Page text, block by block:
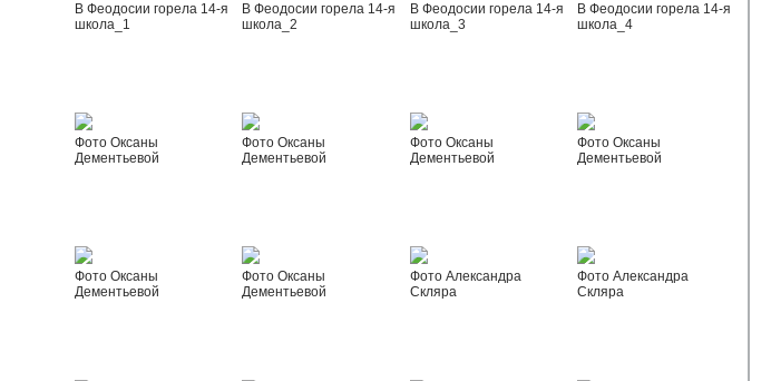
В Феодосии горела 14-я
школа_1
В Феодосии горела 14-я
школа_2
В Феодосии горела 14-я
школа_3
В Феодосии горела 14-я
школа_4
Фото Оксаны
Дементьевой
Фото Оксаны
Дементьевой
Фото Оксаны
Дементьевой
Фото Оксаны
Дементьевой
Фото Оксаны
Дементьевой
Фото Оксаны
Дементьевой
Фото Александра
Скляра
Фото Александра
Скляра